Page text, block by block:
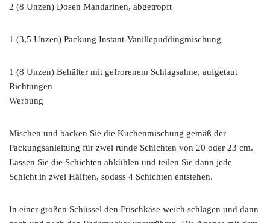
2 (8 Unzen) Dosen Mandarinen, abgetropft
1 (3,5 Unzen) Packung Instant-Vanillepuddingmischung
1 (8 Unzen) Behälter mit gefrorenem Schlagsahne, aufgetaut
Richtungen
Werbung
Mischen und backen Sie die Kuchenmischung gemäß der
Packungsanleitung für zwei runde Schichten von 20 oder 23 cm.
Lassen Sie die Schichten abkühlen und teilen Sie dann jede
Schicht in zwei Hälften, sodass 4 Schichten entstehen.
In einer großen Schüssel den Frischkäse weich schlagen und dann